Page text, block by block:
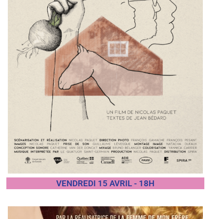
VENDREDI 15 AVRIL - 18H